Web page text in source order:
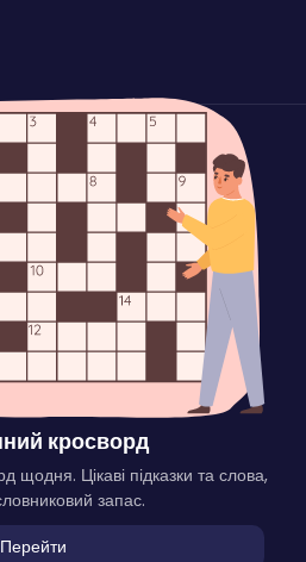
кросворд
щодня. Цікаві підказки та слова,
запас.
Перейти